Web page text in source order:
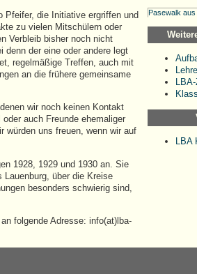
Pfeifer, die Initiative ergriffen und
zu vielen Mitschülern oder
Verbleib bisher noch nicht
der eine oder andere legt
regelmäßige Treffen, auch mit
an die frühere gemeinsame
wir noch keinen Kontakt
auch Freunde ehemaliger
würden uns freuen, wenn wir auf
1928, 1929 und 1930 an. Sie
über die Kreise
besonders schwierig sind,
folgende Adresse: info(at)lba-
Pasewalk